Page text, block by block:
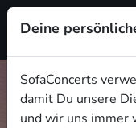
Deine
SofaConcerts
damit Du unsere
und wir uns immer